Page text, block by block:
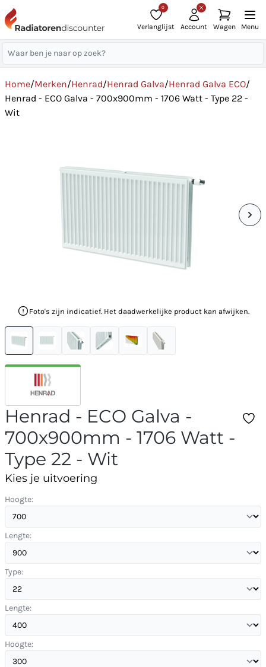
0
Verlanglijst Account Wagen Menu
Home/Merken/Henrad/Henrad Galva/Henrad Galva ECO/
Henrad - ECO Galva - 700x900mm - 1706 Watt - Type 22 -
Wit
Foto's zijn indicatief. Het daadwerkelijke product kan afwijken.
Henrad - ECO Galva -
700x900mm - 1706 Watt -
Type 22 - Wit
Kies je uitvoering
Hoogte:
Lengte:
Type:
Lengte:
Hoogte: